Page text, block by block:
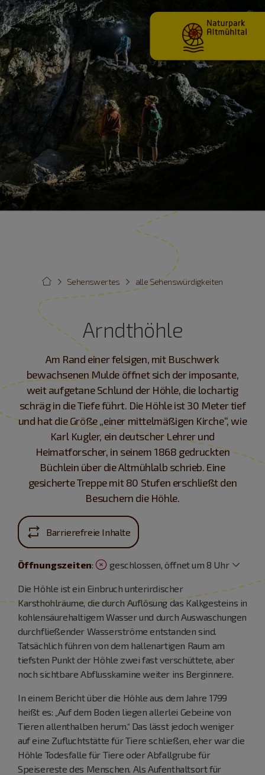
alle Sehenswürdigkeiten
Sehenswertes
Arndthöhle
Am Rand einer felsigen, mit Buschwerk
bewachsenen Mulde öffnet sich der imposante,
weit aufgetane Schlund der Höhle, die lochartig
schräg in die Tiefe führt. Die Höhle ist 30 Meter tief
und hat die Größe „einer mittelmäßigen Kirche“, wie
Karl Kugler, ein deutscher Lehrer und
Heimatforscher, in seinem 1868 gedruckten
Büchlein über die Altmühlalb schrieb. Eine
gesicherte Treppe mit 80 Stufen erschließt den
Besuchern die Höhle.
Barrierefreie Inhalte
Öffnungszeiten: geschlossen, öffnet um 8 Uhr
Die Höhle ist ein Einbruch unterirdischer
Karsthohlräume, die durch Auflösung das Kalkgesteins in
kohlensäurehaltigem Wasser und durch Auswaschungen
durchfließender Wasserströme entstanden sind.
Tatsächlich führen von dem hallenartigen Raum am
tiefsten Punkt der Höhle zwei fast verschüttete, aber
noch sichtbare Abflusskamine weiter ins Berginnere.
In einem Bericht über die Höhle aus dem Jahre 1799
heißt es: „Auf dem Boden liegen allerlei Gebeine von
Tieren allenthalben herum.“ Das lässt jedoch weniger
auf eine Zufluchtstätte für Tiere schließen, eher war die
Höhle Todesfalle für Tiere oder Abfallgrube für
Speisereste des Menschen. Als Aufenthaltsort für